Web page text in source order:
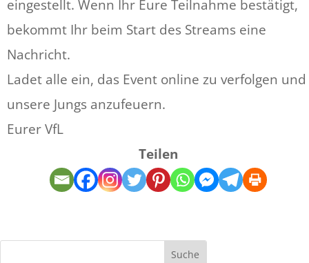
eingestellt. Wenn Ihr Eure Teilnahme bestätigt,
bekommt Ihr beim Start des Streams eine
Nachricht.
Ladet alle ein, das Event online zu verfolgen und
unsere Jungs anzufeuern.
Eurer VfL
Teilen